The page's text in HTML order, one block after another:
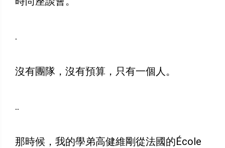
.
沒有團隊，沒有預算，只有一個人。
..
那時候，我的學弟高健維剛從法國的École